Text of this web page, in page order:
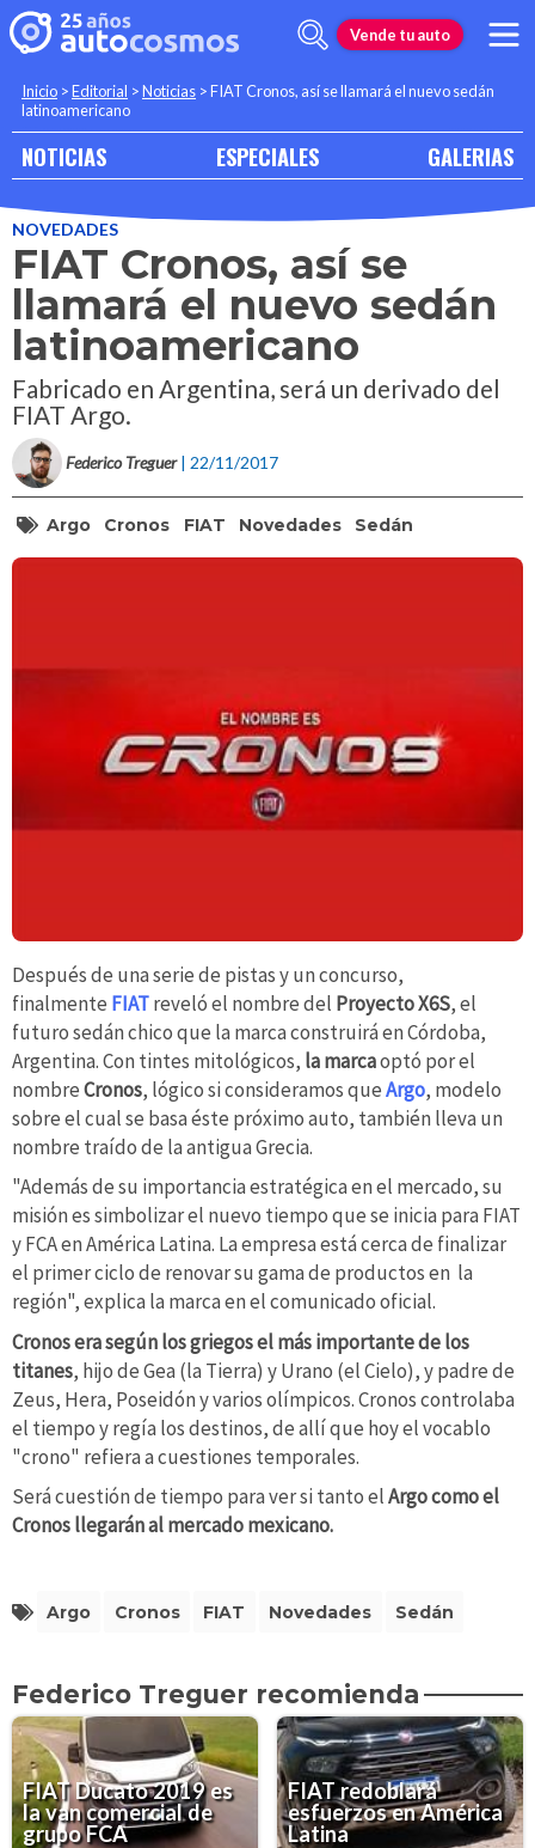
Vende tu auto
Inicio >Editorial >Noticias >FIAT Cronos, así se llamará el nuevo sedán
latinoamericano
NOTICIAS ESPECIALES GALERIAS
NOVEDADES
FIAT Cronos, así se
llamará el nuevo sedán
latinoamericano
Fabricado en Argentina, será un derivado del
FIAT Argo.
Federico Treguer | 22/11/2017
Argo Cronos FIAT Novedades Sedán
Después de una serie de pistas y un concurso,
finalmente FIATreveló el nombre del Proyecto X6S, el
futuro sedán chico que la marca construirá en Córdoba,
Argentina. Con tintes mitológicos, la marcaoptó por el
nombreCronos, lógico si consideramos queArgo, modelo
sobre el cual se basa éste próximo auto, también lleva un
nombre traído de la antigua Grecia.
"Además de su importancia estratégica en el mercado, su
misión es simbolizar el nuevo tiempo que se inicia para FIAT
y FCA en América Latina. La empresa está cerca de finalizar
el primer ciclo de renovar su gama de productos en la
región", explica la marca en el comunicado oficial.
Cronos era según los griegos el más importante de los
titanes, hijo de Gea (la Tierra) y Urano (el Cielo), y padre de
Zeus, Hera, Poseidón y varios olímpicos. Cronos controlaba
el tiempo y regía los destinos, de allí que hoy el vocablo
"crono" refiera a cuestiones temporales.
Será cuestión de tiempo para ver si tanto elArgo como el
Cronos llegarán al mercado mexicano.
Argo Cronos FIAT Novedades Sedán
Federico Treguer recomienda
FIAT Ducato 2019 es
la van comercial de
grupo FCA
FIAT redoblará
esfuerzos en América
Latina